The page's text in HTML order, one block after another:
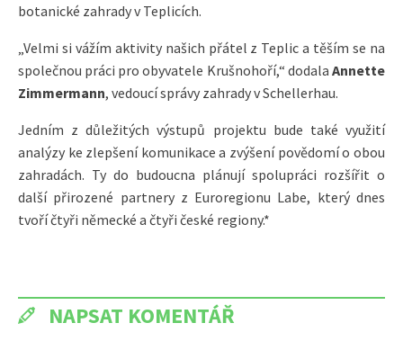
botanické zahrady v Teplicích.
„Velmi si vážím aktivity našich přátel z Teplic a těším se na
společnou práci pro obyvatele Krušnohoří,“ dodala Annette
Zimmermann, vedoucí správy zahrady v Schellerhau.
Jedním z důležitých výstupů projektu bude také využití
analýzy ke zlepšení komunikace a zvýšení povědomí o obou
zahradách. Ty do budoucna plánují spolupráci rozšířit o
další přirozené partnery z Euroregionu Labe, který dnes
tvoří čtyři německé a čtyři české regiony.*
NAPSAT KOMENTÁŘ